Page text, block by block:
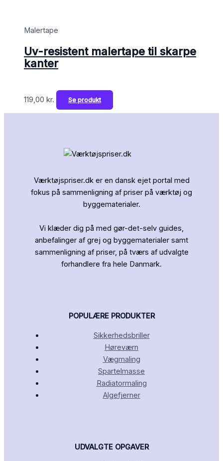
Malertape
Uv-resistent malertape til skarpe
kanter
119,00 kr. Se produkt
Værktøjspriser.dk er en dansk ejet portal med
fokus på sammenligning af priser på værktøj og
byggematerialer.
Vi klæder dig på med gør-det-selv guides,
anbefalinger af grej og byggematerialer samt
sammenligning af priser, på tværs af udvalgte
forhandlere fra hele Danmark.
POPULÆRE PRODUKTER
Sikkerhedsbriller
Høreværn
Vægmaling
Spartelmasse
Radiatormaling
Algefjerner
UDVALGTE OPGAVER